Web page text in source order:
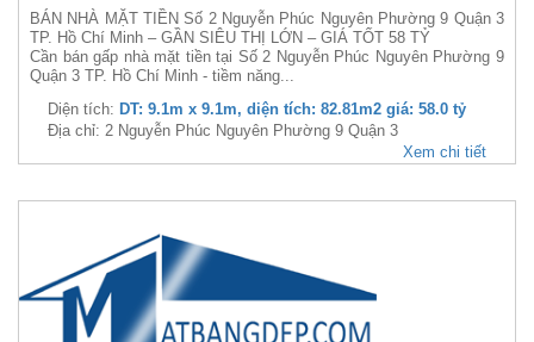
BÁN NHÀ MẶT TIỀN Số 2 Nguyễn Phúc Nguyên Phường 9 Quận 3
TP. Hồ Chí Minh – GẦN SIÊU THỊ LỚN – GIÁ TỐT 58 TỶ
Cần bán gấp nhà mặt tiền tại Số 2 Nguyễn Phúc Nguyên Phường 9
Quận 3 TP. Hồ Chí Minh - tiềm năng...
Diện tích: DT: 9.1m x 9.1m, diện tích: 82.81m2 giá: 58.0 tỷ
Địa chỉ: 2 Nguyễn Phúc Nguyên Phường 9 Quận 3
Xem chi tiết